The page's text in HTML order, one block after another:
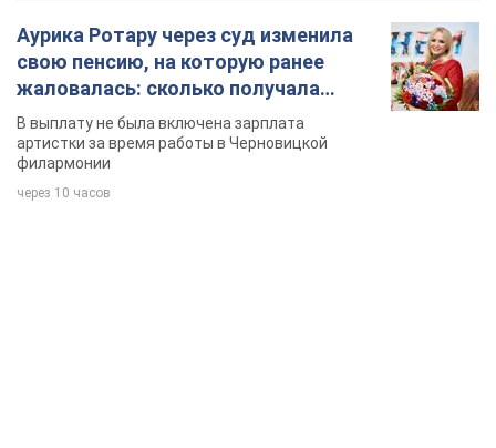
Аурика Ротару через суд изменила
свою пенсию, на которую ранее
жаловалась: сколько получала
певица
В выплату не была включена зарплата
артистки за время работы в Черновицкой
филармонии
через 10 часов